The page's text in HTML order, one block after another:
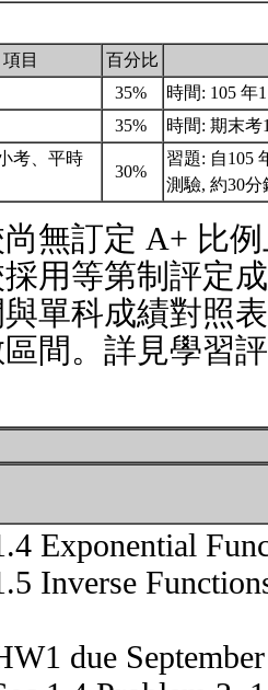
項目
百分比
35%
時間: 105 年
35% 時間: 期末考
考、平時
30%
習題: 自105
測驗, 約30
無訂定 A+ 比
用等第制評定
與單科成績對照
間。詳見學習
Exponential
Inverse
due